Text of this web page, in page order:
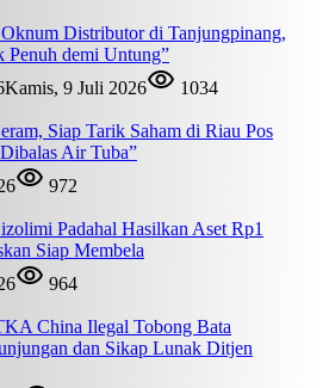
Distributor di Tanjungpinang,
Penuh demi Untung”
Kamis, 9 Juli 2026
1034
Siap Tarik Saham di Riau Pos
Air Tuba”
972
Padahal Hasilkan Aset Rp1
Siap Membela
964
China Ilegal Tobong Bata
dan Sikap Lunak Ditjen